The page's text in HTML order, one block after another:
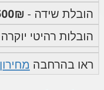
הובלת שידה -
הובלות רהיטי יוקרה
ראו בהרחבה